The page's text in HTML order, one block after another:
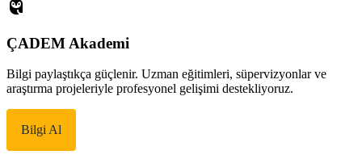
ÇADEM Akademi
Bilgi paylaştıkça güçlenir. Uzman eğitimleri, süpervizyonlar ve
araştırma projeleriyle profesyonel gelişimi destekliyoruz.
Bilgi Al